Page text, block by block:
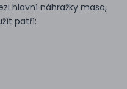
hlavní náhražky masa,
patří: